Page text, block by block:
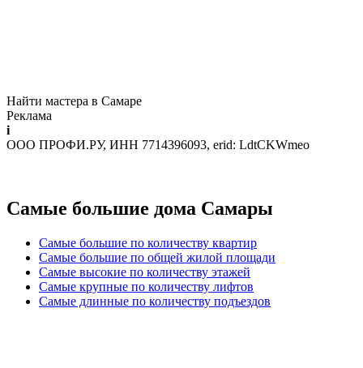
Найти мастера в Самаре
Реклама
i
ООО ПРОФИ.РУ, ИНН 7714396093, erid: LdtCKWmeo
Самые большие дома Самары
Самые большие по количеству квартир
Самые большие по общей жилой площади
Самые высокие по количеству этажей
Самые крупные по количеству лифтов
Самые длинные по количеству подъездов